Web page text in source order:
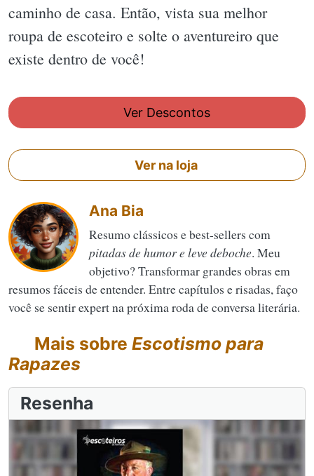
caminho de casa. Então, vista sua melhor
roupa de escoteiro e solte o aventureiro que
existe dentro de você!
Ver Descontos
Ver na loja
Ana Bia
Resumo clássicos e best-sellers com
pitadas de humor e leve deboche. Meu
objetivo? Transformar grandes obras em
resumos fáceis de entender. Entre capítulos e risadas, faço
você se sentir expert na próxima roda de conversa literária.
Mais sobre Escotismo para
Rapazes
Resenha